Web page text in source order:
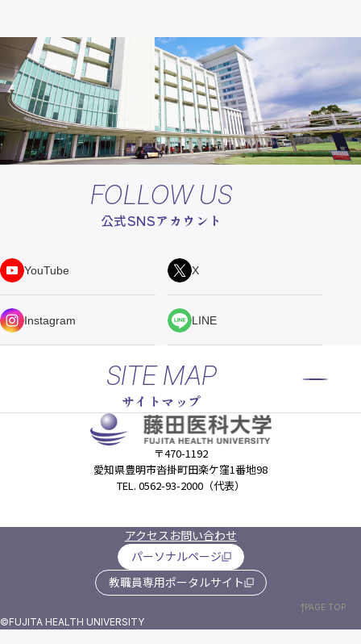
FOLLOW US
公式SNSアカウント
YouTube X
Instagram LINE
SITE MAP
サイトマップ
〒470-1192
愛知県豊明市沓掛町田楽ケ窪1番地98
TEL. 0562-93-2000（代表）
アクセスお問い合わせ
パーソナルページ
教職員専用ポータルサイト
©FUJITA HEALTH UNIVERSITY
PAGE TOP